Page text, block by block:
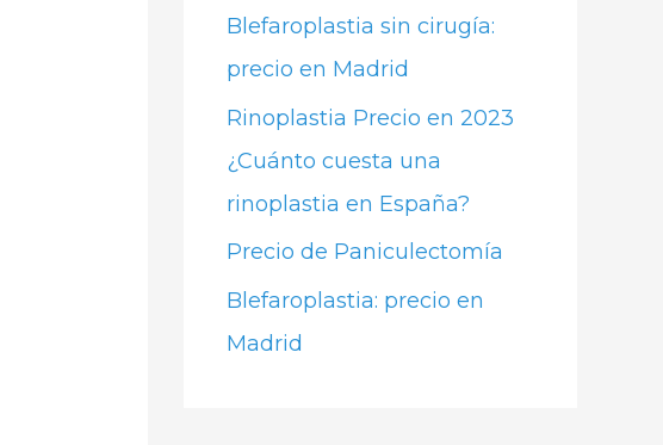
Blefaroplastia sin cirugía:
precio en Madrid
Rinoplastia Precio en 2023
¿Cuánto cuesta una
rinoplastia en España?
Precio de Paniculectomía
Blefaroplastia: precio en
Madrid